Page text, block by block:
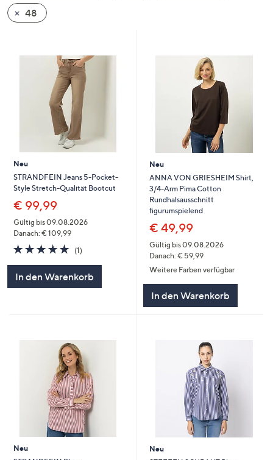
wischen
Sie
diese
anzuzeigen.
48
Neu
STRANDFEIN Jeans 5-Pocket-
Style Stretch-Qualität Bootcut
€ 99,99
Gültig bis 09.08.2026
Danach: € 109,99
5.0
von
(1)1
In den Warenkorb
Neu
ANNA VON GRIESHEIM Shirt,
3/4-Arm Pima Cotton
Rundhalsausschnitt
figurumspielend
€ 49,99
Gültig bis 09.08.2026
Danach: € 59,99
Weitere Farben verfügbar
In den Warenkorb
Neu
Neu